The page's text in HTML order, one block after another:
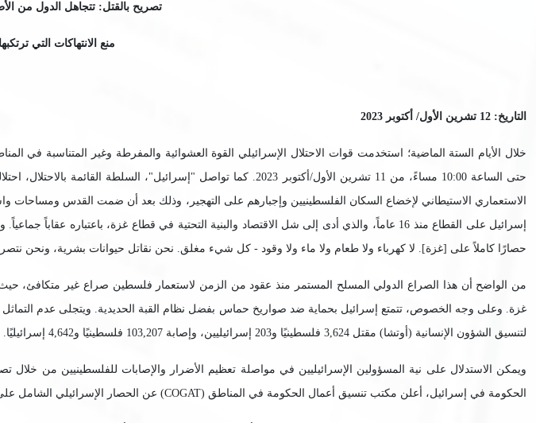
تصريح بالقتل: تتجاهل الدول من
منع الانتهاكات التي
التاريخ: 12 تشرين الأول/ أكتوبر 2023
الاستعماري الاستيطاني لإخضاع السكان الفلسطينيين وإجبارهم على التهجير، وذلك بعد أن ضمت القدس
حصارًا كاملاً على [غزة]. لا كهرباء ولا طعام ولا ماء ولا وقود - كل شيء مغلق. نحن نقاتل حيوانات بشرية، ونحن
من الواضح أن هذا الصراع الدولي المسلح المستمر منذ عقود من الزمن لاستعمار فلسطين صراع غير متكافئ،
لتنسيق الشؤون الإنسانية (أوتشا) مقتل 3,624 فلسطينيًا و203 إسرائيليين، وإصابة 103,207 فلسطينيًا و4,642 إسرائيليًا.
ويمكن الاستدلال على نية المسؤولين الإسرائيليين في مواصلة تعظيم الأضرار والإصابات للفلسطينيين من
الحكومة في إسرائيل، أعلن مكتب تنسيق أعمال الحكومة في المناطق (COGAT) عن الحصار الإسرائيلي الشامل